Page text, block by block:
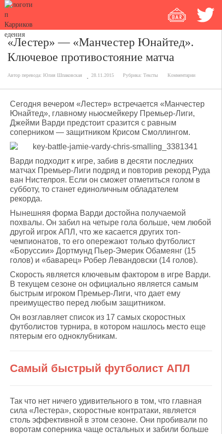
«Лестер» — «Манчестер Юнайтед».
Ключевое противостояние матча
Автор перевода: Юлия Шпаковская 28.11.2015 Рубрика: Тексты Комментарии
Сегодня вечером «Лестер» встречается «Манчестер
Юнайтед», главному ньюсмейкеру Премьер-Лиги,
Джейми Варди предстоит сразится с равным
соперником — защитником Крисом Смоллингом.
Варди подходит к игре, забив в десяти последних
матчах Премьер-Лиги подряд и повторив рекорд Руда
ван Нистелроя. Если он сможет отметиться голом в
субботу, то станет единоличным обладателем
рекорда.
Нынешняя форма Варди достойна получаемой
похвалы. Он забил на четыре гола больше, чем любой
другой игрок АПЛ, что же касается других топ-
чемпионатов, то его опережают только футболист
«Боруссии» Дортмунд Пьер-Эмерик Обамеянг (15
голов) и «баварец» Робер Левандовски (14 голов).
Скорость является ключевым фактором в игре Варди.
В текущем сезоне он официально является самым
быстрым игроком Премьер-Лиги, что дает ему
преимущество перед любым защитником.
Он возглавляет список из 17 самых скоростных
футболистов турнира, в котором нашлось место еще
пятерым его одноклубникам.
Самый быстрый футболист АПЛ
Так что нет ничего удивительного в том, что главная
сила «Лестера», скоростные контратаки, является
столь эффективной в этом сезоне. Они пробивали по
воротам соперника чаще остальных и забили больше